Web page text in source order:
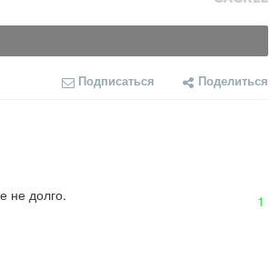
Подписаться Поделиться
не долго.
1